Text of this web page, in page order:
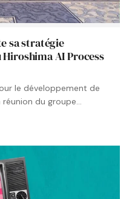
sa stratégie
AI Process
le développement de
du groupe…